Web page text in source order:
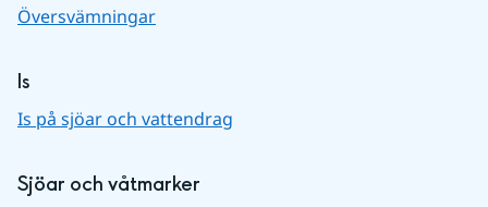
Översvämningar
Is
Is på sjöar och vattendrag
Sjöar och våtmarker